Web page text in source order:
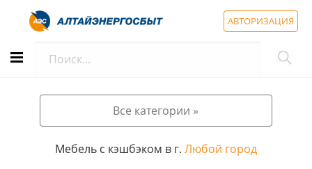
АВТОРИЗАЦИЯ
Все категории »
Мебель с кэшбэком в г. Любой город